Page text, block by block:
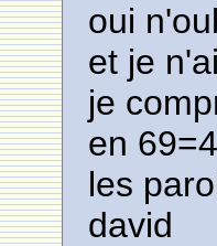
oui
et je
je
en
les
david